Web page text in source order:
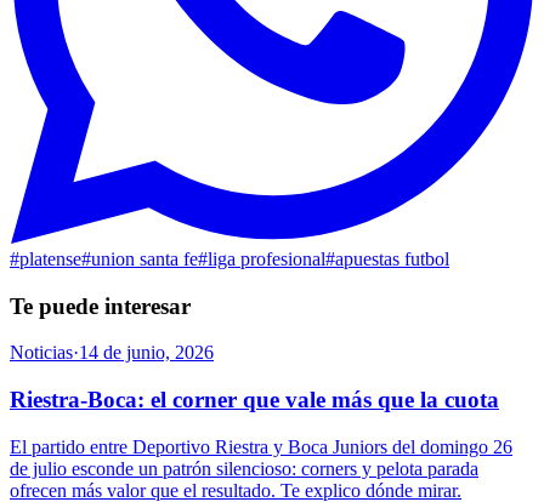
#platense#union santa fe#liga profesional#apuestas futbol
Te puede interesar
Noticias·14 de junio, 2026
Riestra-Boca: el corner que vale más que la cuota
El partido entre Deportivo Riestra y Boca Juniors del domingo 26
de julio esconde un patrón silencioso: corners y pelota parada
ofrecen más valor que el resultado. Te explico dónde mirar.